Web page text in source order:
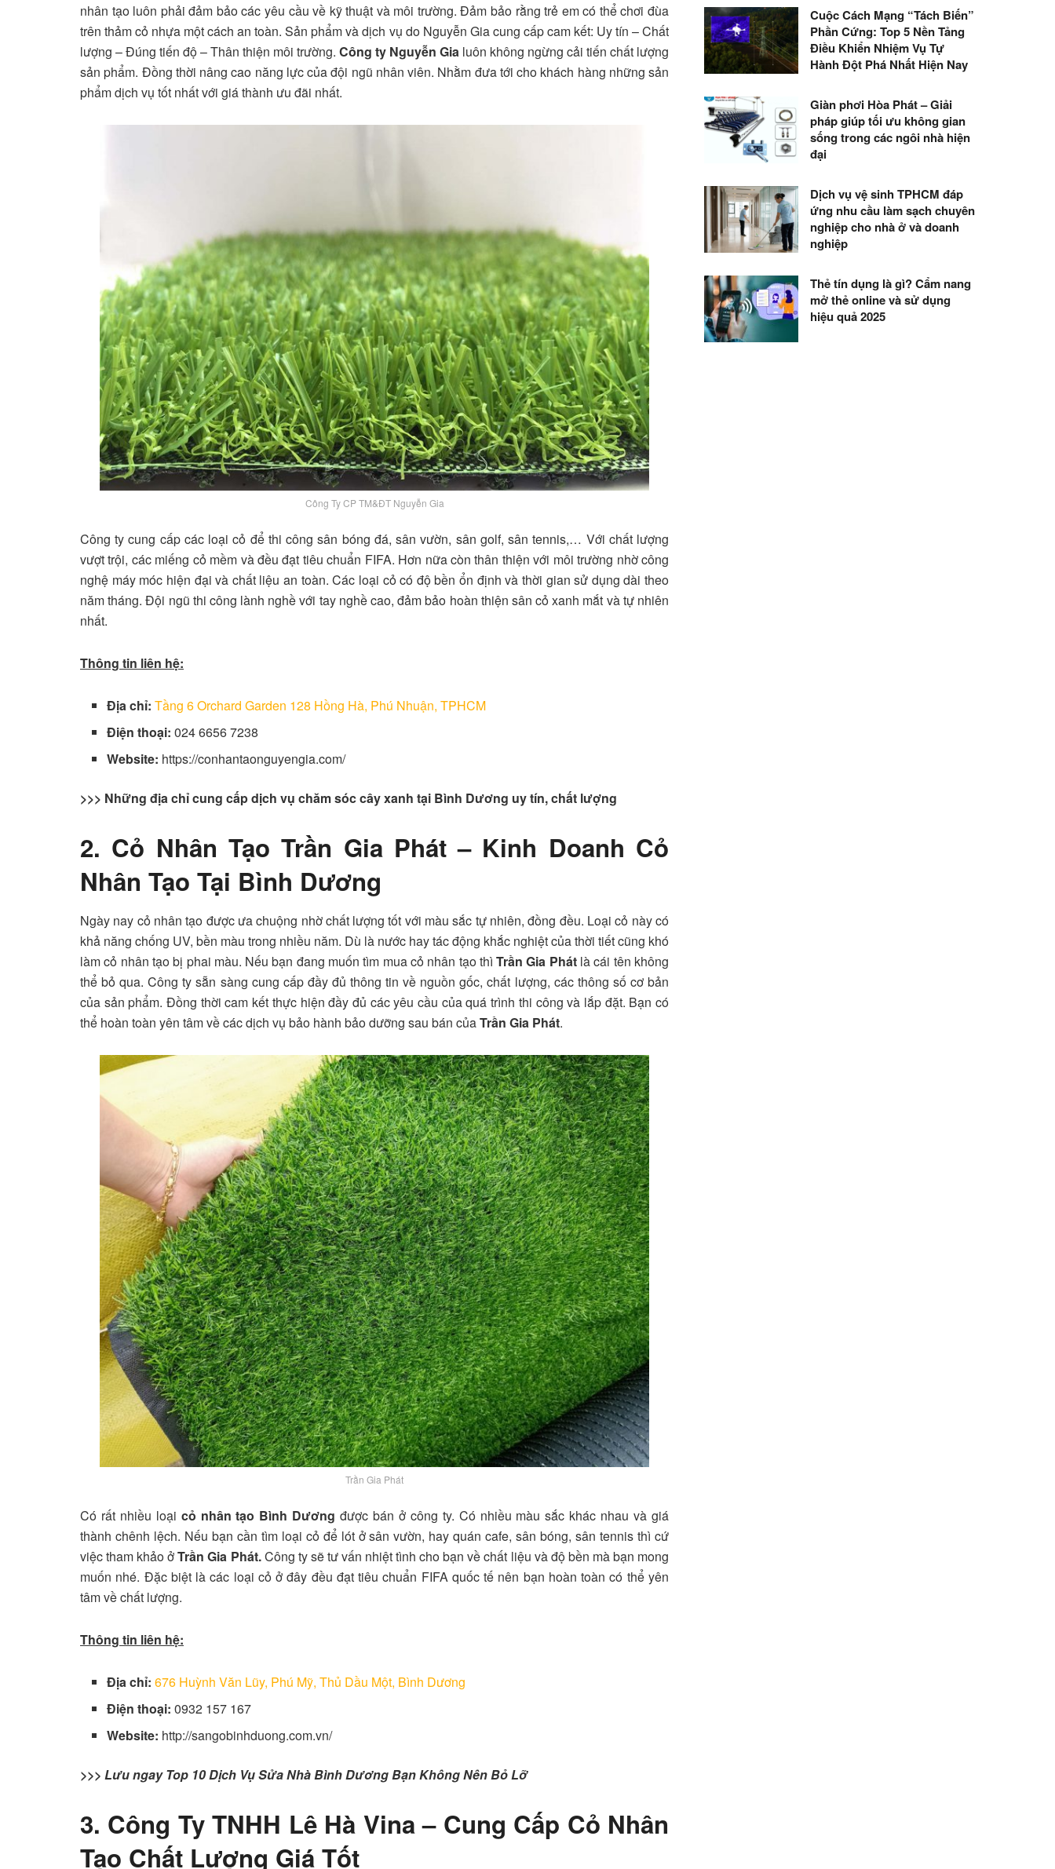
nhân tạo luôn phải đảm bảo các yêu cầu về kỹ thuật và môi trường. Đảm bảo rằng trẻ em có thể chơi đùa
trên thảm cỏ nhựa một cách an toàn. Sản phẩm và dịch vụ do Nguyễn Gia cung cấp cam kết: Uy tín – Chất
lượng – Đúng tiến độ – Thân thiện môi trường. Công ty Nguyễn Gia luôn không ngừng cải tiến chất lượng
sản phẩm. Đồng thời nâng cao năng lực của đội ngũ nhân viên. Nhằm đưa tới cho khách hàng những sản
phẩm dịch vụ tốt nhất với giá thành ưu đãi nhất.
Công Ty CP TM&ĐT Nguyễn Gia
Công ty cung cấp các loại cỏ để thi công sân bóng đá, sân vườn, sân golf, sân tennis,… Với chất lượng
vượt trội, các miếng cỏ mềm và đều đạt tiêu chuẩn FIFA. Hơn nữa còn thân thiện với môi trường nhờ công
nghệ máy móc hiện đại và chất liệu an toàn. Các loại cỏ có độ bền ổn định và thời gian sử dụng dài theo
năm tháng. Đội ngũ thi công lành nghề với tay nghề cao, đảm bảo hoàn thiện sân cỏ xanh mắt và tự nhiên
nhất.
Thông tin liên hệ:
Địa chỉ:Tầng 6 Orchard Garden 128 Hồng Hà, Phú Nhuận, TPHCM
Điện thoại: 024 6656 7238
Website: https://conhantaonguyengia.com/
>>> Những địa chỉ cung cấpdịch vụ chăm sóc cây xanh tại Bình Dương uy tín, chất lượng
2. Cỏ Nhân Tạo Trần Gia Phát – Kinh Doanh Cỏ
Nhân Tạo Tại Bình Dương
Ngày nay cỏ nhân tạo được ưa chuộng nhờ chất lượng tốt với màu sắc tự nhiên, đồng đều. Loại cỏ này có
khả năng chống UV, bền màu trong nhiều năm. Dù là nước hay tác động khắc nghiệt của thời tiết cũng khó
làm cỏ nhân tạo bị phai màu. Nếu bạn đang muốn tìm mua cỏ nhân tạo thìTrần Gia Phátlà cái tên không
thể bỏ qua. Công ty sẵn sàng cung cấp đầy đủ thông tin về nguồn gốc, chất lượng, các thông số cơ bản
của sản phẩm. Đồng thời cam kết thực hiện đầy đủ các yêu cầu của quá trình thi công và lắp đặt. Bạn có
thể hoàn toàn yên tâm về các dịch vụ bảo hành bảo dưỡng sau bán củaTrần Gia Phát.
Trần Gia Phát
Có rất nhiều loại cỏ nhân tạo Bình Dươngđược bán ở công ty. Có nhiều màu sắc khác nhau và giá
thành chênh lệch. Nếu bạn cần tìm loại cỏ để lót ở sân vườn, hay quán cafe, sân bóng, sân tennis thì cứ
việc tham khảo ởTrần Gia Phát.Công ty sẽ tư vấn nhiệt tình cho bạn về chất liệu và độ bền mà bạn mong
muốn nhé. Đặc biệt là các loại cỏ ở đây đều đạt tiêu chuẩn FIFA quốc tế nên bạn hoàn toàn có thể yên
tâm về chất lượng.
Thông tin liên hệ:
Địa chỉ:676 Huỳnh Văn Lũy, Phú Mỹ, Thủ Dầu Một, Bình Dương
Điện thoại:0932 157 167
Website: http://sangobinhduong.com.vn/
>>> Lưu ngay Top 10 Dịch Vụ Sửa Nhà Bình Dương Bạn Không Nên Bỏ Lỡ
3. Công Ty TNHH Lê Hà Vina – Cung Cấp Cỏ Nhân
Tạo Chất Lượng Giá Tốt
Cuộc Cách Mạng “Tách Biến”
Phần Cứng: Top 5 Nền Tảng
Điều Khiển Nhiệm Vụ Tự
Hành Đột Phá Nhất Hiện Nay
Giàn phơi Hòa Phát – Giải
pháp giúp tối ưu không gian
sống trong các ngôi nhà hiện
đại
Dịch vụ vệ sinh TPHCM đáp
ứng nhu cầu làm sạch chuyên
nghiệp cho nhà ở và doanh
nghiệp
Thẻ tín dụng là gì? Cẩm nang
mở thẻ online và sử dụng
hiệu quả 2025